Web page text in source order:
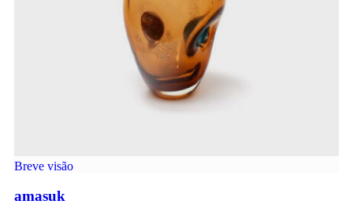
Breve visão
amasuk